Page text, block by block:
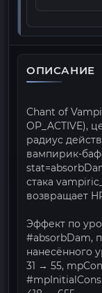
ОПИСАНИЕ
Chant of
OP_ACTIVE),
радиус
вампирик-
стака
возвращает
Эффект по
#absorbDam,
нанесённого
31 → 55,